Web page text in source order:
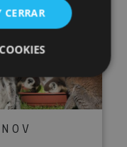
en Sendaviva
CERRAR